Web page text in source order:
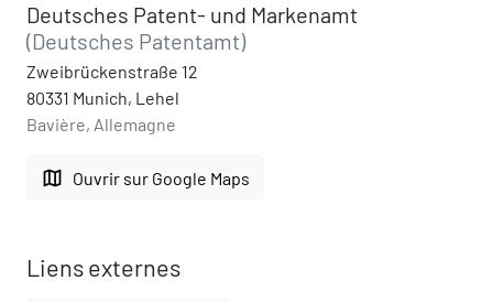
Deutsches Patent- und Markenamt
(Deutsches Patentamt)
Zweibrückenstraße 12
80331 Munich, Lehel
Bavière, Allemagne
map Ouvrir sur Google Maps
Liens externes